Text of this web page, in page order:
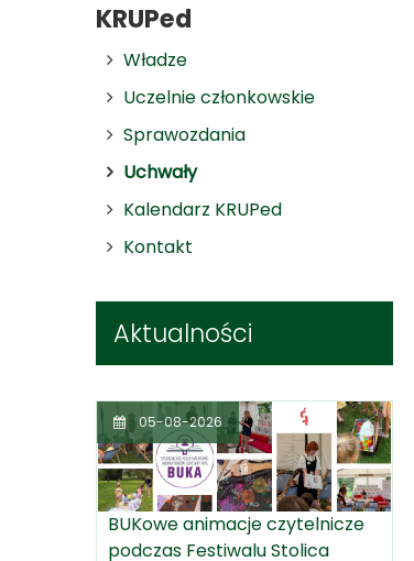
KRUPed
Władze
Uczelnie członkowskie
Sprawozdania
Uchwały
Kalendarz KRUPed
Kontakt
Aktualności
05-08-2026
BUKowe animacje czytelnicze
podczas Festiwalu Stolica